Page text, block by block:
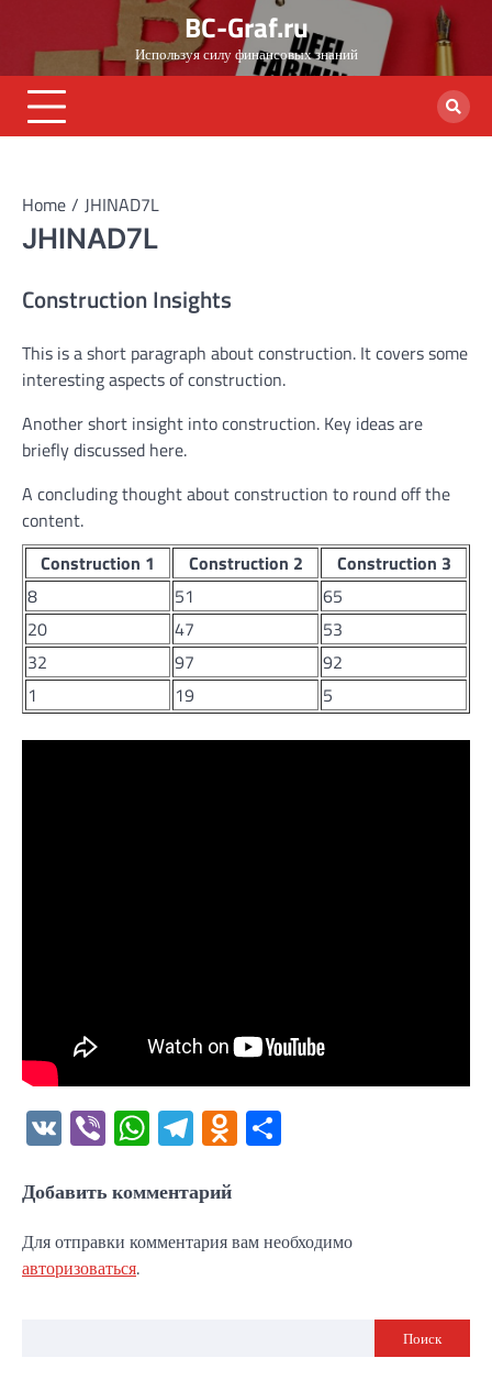
content
BC-Graf.ru
Используя силу финансовых знаний
Home JHINAD7L
JHINAD7L
Construction Insights
This is a short paragraph about construction. It covers some
interesting aspects of construction.
Another short insight into construction. Key ideas are
briefly discussed here.
A concluding thought about construction to round off the
content.
Construction 1
Construction 2
Construction 3
8
51
65
20
47
53
32
97
92
1
19 5
VK ViberWhatsApp
Telegram
Odnoklassniki
Добавить комментарий
Для отправки комментария вам необходимо
авторизоваться.
Поиск